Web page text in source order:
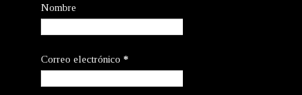
Nombre
Correo electrónico *